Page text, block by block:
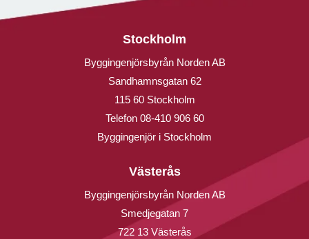
Stockholm
Byggingenjörsbyrån Norden AB
Sandhamnsgatan 62
115 60 Stockholm
Telefon 08-410 906 60
Byggingenjör i Stockholm
Västerås
Byggingenjörsbyrån Norden AB
Smedjegatan 7
722 13 Västerås